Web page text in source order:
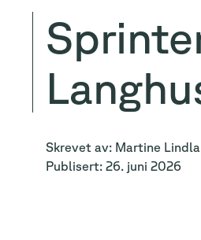
Skrevet av: Martine
Publisert: 26. juni 2026